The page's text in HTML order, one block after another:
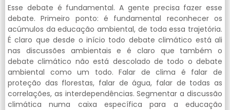
Esse debate é fundamental. A gente precisa fazer esse
debate. Primeiro ponto: é fundamental reconhecer os
acúmulos da educação ambiental, de toda essa trajetória.
É claro que desde o início todo debate climático está ali
nas discussões ambientais e é claro que também o
debate climático não está descolado de todo o debate
ambiental como um todo. Falar de clima é falar de
proteção das florestas, falar de água, falar de todas as
correlações, as interdependências. Segmentar a discussão
climática numa caixa específica para a educação